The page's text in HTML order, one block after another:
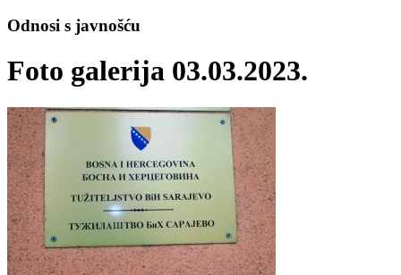
Odnosi s javnošću
Foto galerija 03.03.2023.